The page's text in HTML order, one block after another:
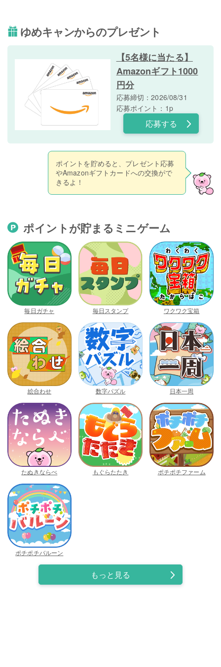
ゆめキャンからのプレゼント
【5名様に当たる】
Amazonギフト1000
円分
応募締切：2026/08/31
応募ポイント：1p
応募する
ポイントを貯めると、プレゼント応募
やAmazonギフトカードへの交換がで
きるよ！
ポイントが貯まるミニゲーム
毎日ガチャ 毎日スタンプ ワクワク宝箱
絵合わせ 数字パズル 日本一周
たぬきならべ もぐらたたき ポチポチファーム
ポチポチバルーン
もっと見る